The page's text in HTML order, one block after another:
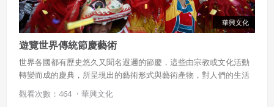
華興文化
遊覽世界傳統節慶藝術
世界各國都有歷史悠久又聞名遐邇的節慶，這些由宗教或文化活動
轉變而成的慶典，所呈現出的藝術形式與藝術產物，對人們的生活
及生命有何影響與價值？就讓本課程帶著學生細探世界傳統節慶多
姿多彩的樣貌與內涵。
觀看次數：464 ・ 華興文化